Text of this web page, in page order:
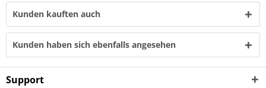
Kunden kauften auch
Kunden haben sich ebenfalls angesehen
Support